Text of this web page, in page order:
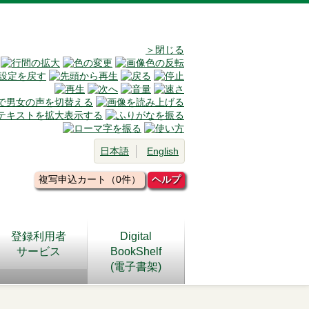
＞閉じる
日本語 English
複写申込カート（0件） ヘルプ
登録利用者
サービス
Digital
BookShelf
(電子書架)